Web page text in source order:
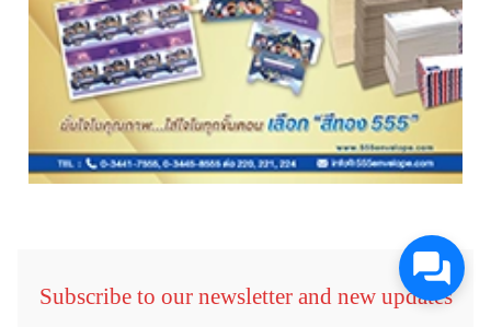
Subscribe to our newsletter and new updates